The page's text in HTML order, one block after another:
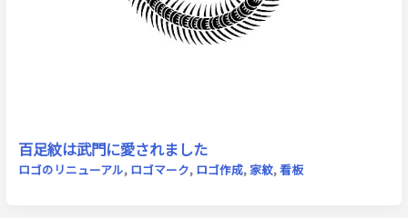
百足紋は武門に愛されました
ロゴのリニューアル, ロゴマーク, ロゴ作成,家紋,看板